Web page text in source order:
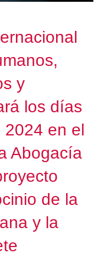
y
los días
2024 en el
Abogacía
de la
y la